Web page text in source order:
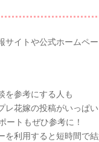
サイトや公式ホームペ
を参考にする人も
レ花嫁の投稿がいっぱい
ートもぜひ参考に！
を利用すると短時間で